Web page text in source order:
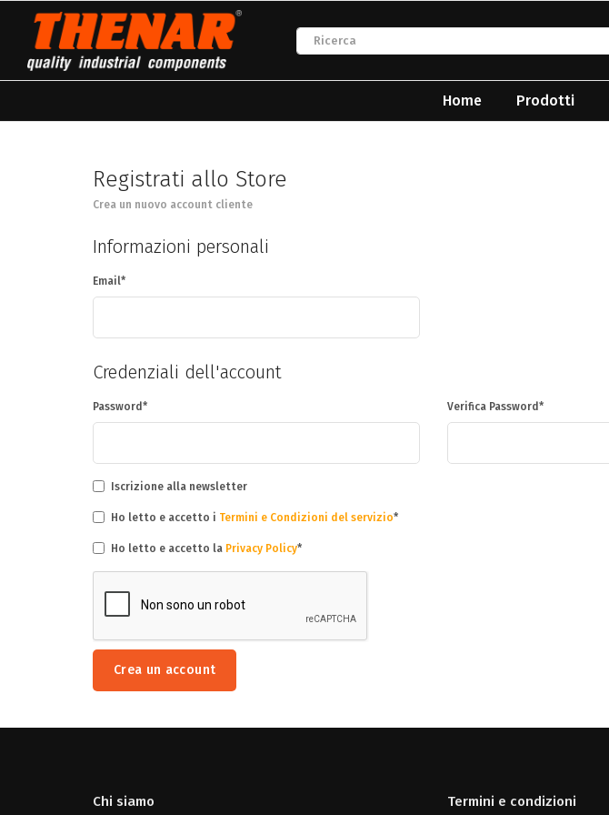
Home Prodotti
Registrati allo Store
Crea un nuovo account cliente
Informazioni personali
Email
Credenziali dell'account
Password Verifica Password
Iscrizione alla newsletter
Ho letto e accetto i Termini e Condizioni del servizio
Ho letto e accetto la Privacy Policy
Crea un account
Chi siamo Termini e condizioni